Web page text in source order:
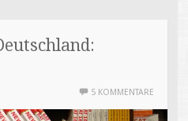
5 KOMMENTARE